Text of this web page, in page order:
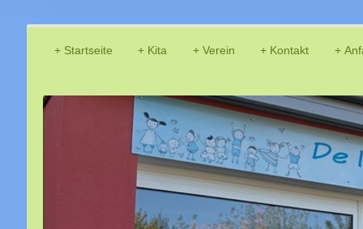
Startseite Kita Verein Kontakt